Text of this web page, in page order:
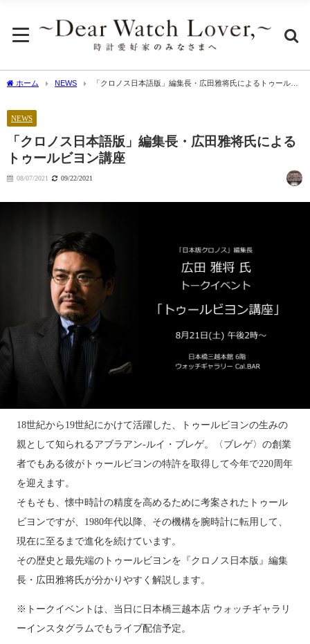
ホーム NEWS
「クロノス日本語版」編集長・広田雅将氏によるトゥールビ
NEWS
「クロノス日本語版」編集長・広田雅将氏による
トゥールビヨン講座
08/07/2021 09/22/2021
18世紀から19世紀にかけて活躍した、トゥールビヨンの生みの
親として知られるアブラアン-ルイ・ブレゲ。〈ブレゲ〉の創業
者でもある彼がトゥールビヨンの特許を取得して今年で220周年
を迎えます。
そもそも、懐中時計の精度を高めるために考案されたトゥール
ビヨンですが、1980年代以降、その機構を腕時計に転用して、
現在に至るまで進化を続けています。
その歴史と最先端のトゥールビヨンを『クロノス日本版』編集
長・広田雅将氏が分かりやすく解説します。
※トークイベントは、当日に日本橋三越本店 ウォッチギャラリ
ーインスタグラムでもライブ配信予定。